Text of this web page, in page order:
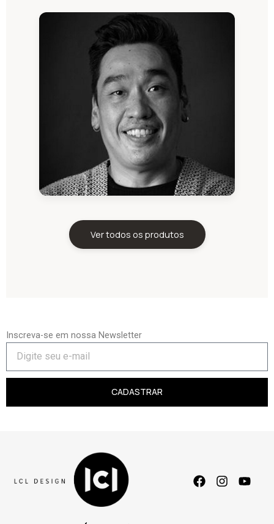
Ver todos os produtos
Inscreva-se em nossa Newsletter
CADASTRAR